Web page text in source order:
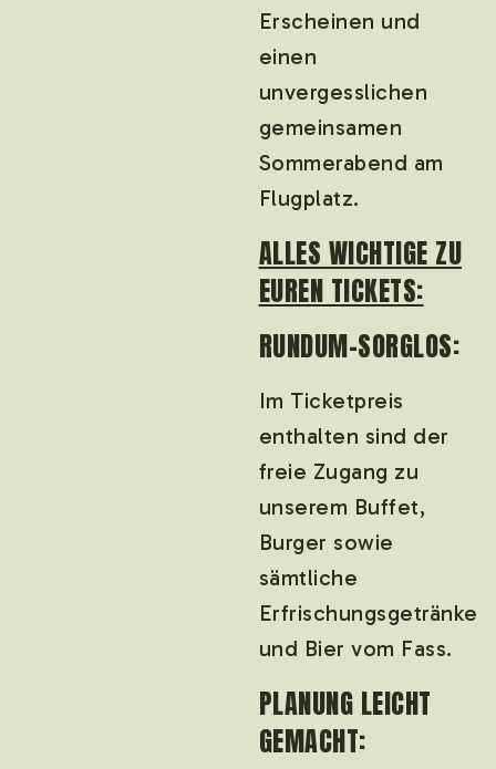
Erscheinen und
einen
unvergesslichen
gemeinsamen
Sommerabend am
Flugplatz.
ALLES WICHTIGE ZU
EUREN TICKETS:
RUNDUM-SORGLOS:
Im Ticketpreis
enthalten sind der
freie Zugang zu
unserem Buffet,
Burger sowie
sämtliche
Erfrischungsgetränke
und Bier vom Fass.
​PLANUNG LEICHT
GEMACHT: